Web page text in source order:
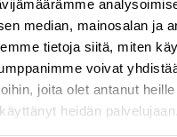
median, mainosalan ja
tietoja siitä, miten
voivat
joita olet antanut
heidän
,Uudet tuotteet